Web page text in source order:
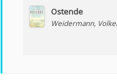
Ostende
Weidermann,